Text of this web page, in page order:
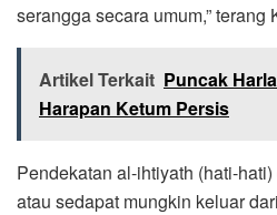
serangga secara umum,” terang
Artikel Terkait Puncak
Harapan Ketum Persis
Pendekatan al-ihtiyath (hati-
atau sedapat mungkin keluar